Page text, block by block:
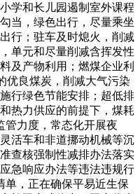
学和长儿园遏制室外课程
当，绿色出行，尽量乘坐
行；驻车及时熄火，削减
单元和尽量削减含挥发性
及产物利用；燃煤企业利
优良煤炭，削减大气污染
行绿色节能安排；超低排
热力供应的前提下，煤耗
管力度，常态化开展夜
活车和非道挪动机械等沉
查核强制性减排办法落实
急响应办法等违法违规行
，正在确保平易近生保